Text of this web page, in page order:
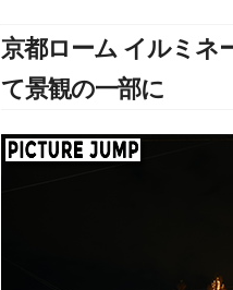
京都ローム イルミネ
て景観の一部に